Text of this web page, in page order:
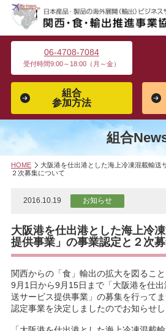
06-4708-7084
受付時間9:00～18:00（月～金）
組合
参加方法
組合
HOME
大阪港を仕出港とした海上冷凍混載輸送
２次募集について
2016.10.19 お知らせ
大阪港を仕出港とした海上冷
提供事業」の事業認定と２次
関西からの「食」輸出の拡大を図るこ
9月1日から9月15日まで「大阪港を仕
送サービス提供事業」の募集を行ってま
認定事業を決定しましたのでお知らせし